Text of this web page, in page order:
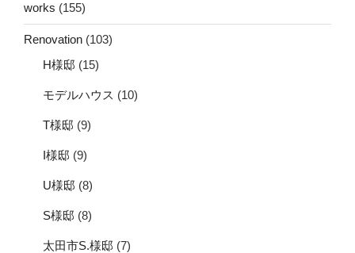
works (155)
Renovation (103)
H様邸 (15)
モデルハウス (10)
T様邸 (9)
I様邸 (9)
U様邸 (8)
S様邸 (8)
太田市S.様邸 (7)